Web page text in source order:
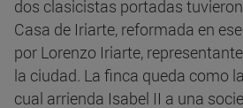
dos clasicistas portadas
Casa de Iriarte, reformada en
por Lorenzo Iriarte,
la ciudad. La finca queda como
cual arrienda Isabel II a una